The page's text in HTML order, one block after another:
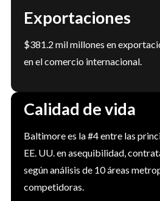
Exportaciones
$381.2 mil millones en
en el comercio internacional.
Calidad de vida
Baltimore es la #4 entre las
EE. UU. en asequibilidad,
según análisis de 10 áreas
competidoras.